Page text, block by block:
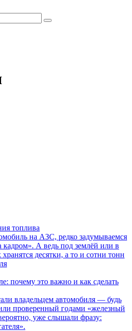
топлива
на АЗС, редко задумываемся
кадром». А ведь под землёй или в
десятки, а то и сотни тонн
почему это важно и как сделать
владельцем автомобиля — будь
проверенный годами «железный
уже слышали фразу: